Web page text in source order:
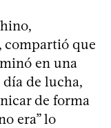
compartió que
en una
de lucha,
de forma
era” lo